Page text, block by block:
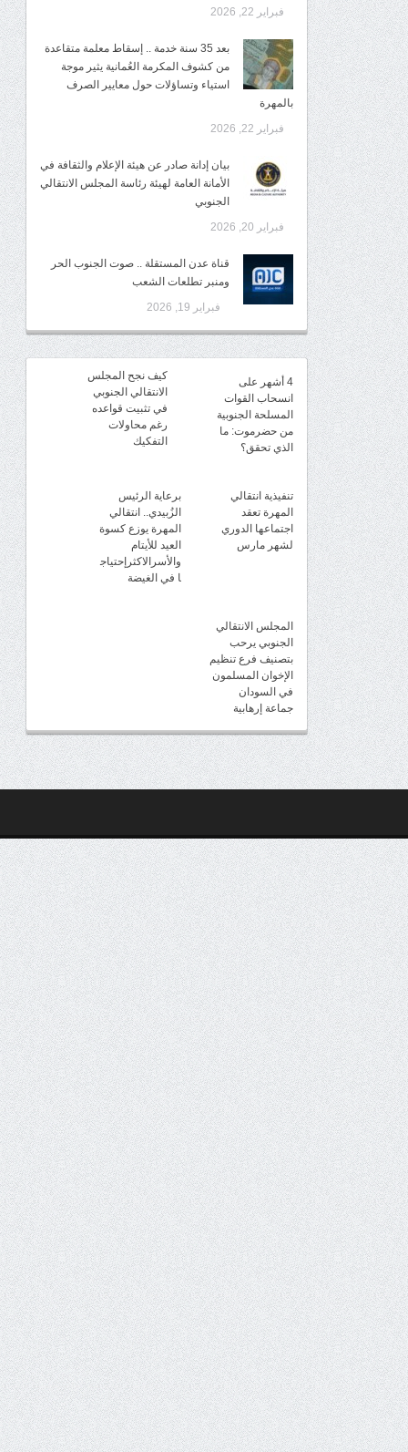
فبراير 22, 2026
بعد 35 سنة خدمة .. إسقاط معلمة متقاعدة
من كشوف المكرمة العُمانية يثير موجة
استياء وتساؤلات حول معايير الصرف
بالمهرة
فبراير 22, 2026
بيان إدانة صادر عن هيئة الإعلام والثقافة في
الأمانة العامة لهيئة رئاسة المجلس الانتقالي
الجنوبي
فبراير 20, 2026
قناة عدن المستقلة .. صوت الجنوب الحر
ومنبر تطلعات الشعب
فبراير 19, 2026
4 أشهر على
انسحاب القوات
المسلحة الجنوبية
من حضرموت: ما
الذي تحقق؟
كيف نجح المجلس
الانتقالي الجنوبي
في تثبيت قواعده
رغم محاولات
التفكيك
تنفيذية انتقالي
المهرة تعقد
اجتماعها الدوري
لشهر مارس
برعاية الرئيس
الزُبيدي.. انتقالي
المهرة يوزع كسوة
العيد للأيتام
والأسرالاكثرإحتياج
ا في الغيضة
المجلس الانتقالي
الجنوبي يرحب
بتصنيف فرع تنظيم
الإخوان المسلمون
في السودان
جماعة إرهابية